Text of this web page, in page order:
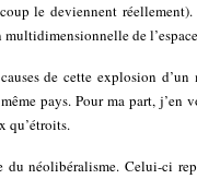
le deviennent réellement).
de
de cette explosion
pays. Pour ma part, j’en
qu’étroits.
du néolibéralisme. Celui-ci